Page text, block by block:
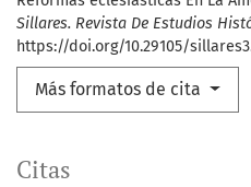
Sillares. Revista De Estudios
https://doi.org/10.29105/
Más formatos de cita
Citas